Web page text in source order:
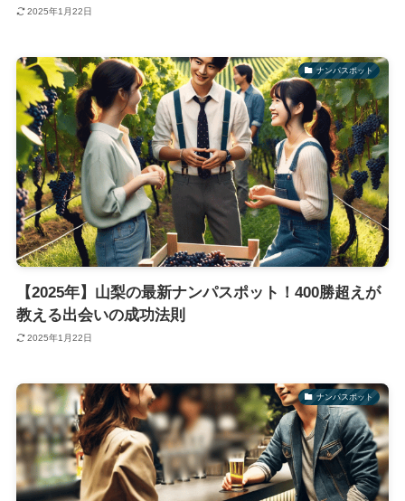
2025年1月22日
ナンパスポット
【2025年】山梨の最新ナンパスポット！400勝超えが
教える出会いの成功法則
2025年1月22日
ナンパスポット